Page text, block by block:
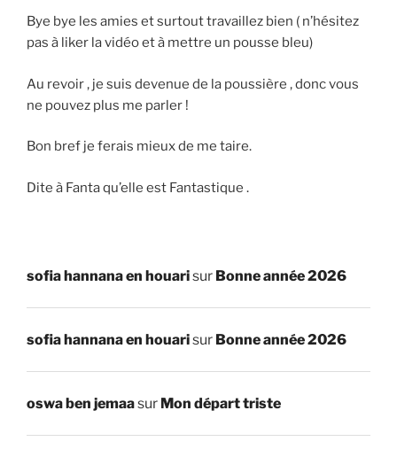
Bye bye les amies et surtout travaillez bien ( n’hésitez
pas à liker la vidéo et à mettre un pousse bleu)
Au revoir , je suis devenue de la poussière , donc vous
ne pouvez plus me parler !
Bon bref je ferais mieux de me taire.
Dite à Fanta qu’elle est Fantastique .
sofia hannana en houarisur Bonne année 2026
sofia hannana en houarisur Bonne année 2026
oswa ben jemaasur Mon départ triste